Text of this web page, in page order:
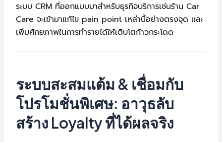
ระบบ CRM ที่ออกแบบมาสำหรับธุรกิจบริการเช่นร้าน Car
Care จะเข้ามาแก้ไข pain point เหล่านี้อย่างตรงจุด และ
เพิ่มศักยภาพในการทำรายได้ให้เติบโตก้าวกระโดด
ระบบสะสมแต้ม & เชื่อมกับ
โปรโมชั่นพิเศษ: อาวุธลับ
สร้าง Loyalty ที่ได้ผลจริง